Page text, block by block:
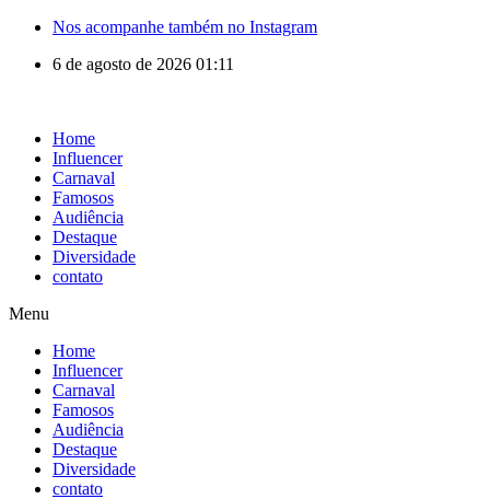
Nos acompanhe também no Instagram
6 de agosto de 2026 01:11
Home
Influencer
Carnaval
Famosos
Audiência
Destaque
Diversidade
contato
Menu
Home
Influencer
Carnaval
Famosos
Audiência
Destaque
Diversidade
contato